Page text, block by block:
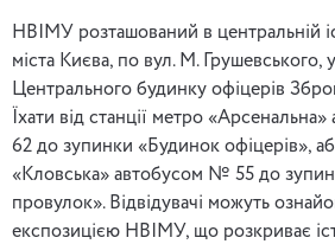
НВІМУ розташований в центральній
міста Києва, по вул. М. Грушевського,
Центрального будинку офіцерів
Їхати від станції метро
62 до зупинки «Будинок офіцерів»,
«Кловська» автобусом № 55 до
провулок». Відвідувачі можуть
експозицією НВІМУ, що розкриває